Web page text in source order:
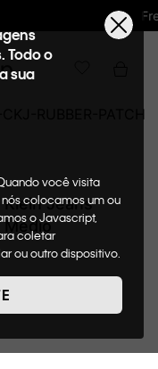
compras acima de R$600
Todo o
sua
você visita
colocamos um ou
o Javascript,
coletar
ou outro dispositivo.
usaremos e quais
os dados
visita nosso site,
Klein Jeans
Medio